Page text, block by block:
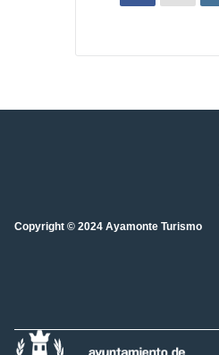
Copyright © 2024 Ayamonte Turismo